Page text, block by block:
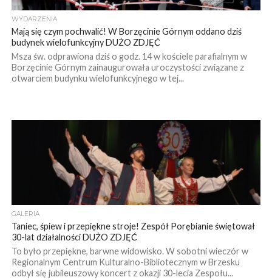
WYDARZENIA
Mają się czym pochwalić! W Borzęcinie Górnym oddano dziś
budynek wielofunkcyjny DUŻO ZDJĘĆ
Msza św. odprawiona dziś o godz. 14 w kościele parafialnym w
Borzęcinie Górnym zainaugurowała uroczystości związane z
otwarciem budynku wielofunkcyjnego w tej...
GALERIA
Taniec, śpiew i przepiękne stroje! Zespół Porębianie świętował
30-lat działalności DUŻO ZDJĘĆ
To było przepiękne, barwne widowisko. W sobotni wieczór w
Regionalnym Centrum Kulturalno-Bibliotecznym w Brzesku
odbył się jubileuszowy koncert z okazji 30-lecia Zespołu...